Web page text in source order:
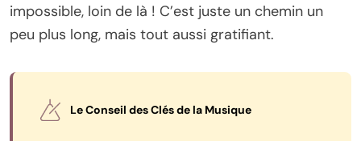
impossible, loin de là ! C’est juste un chemin un
peu plus long, mais tout aussi gratifiant.
Le Conseil des Clés de la Musique